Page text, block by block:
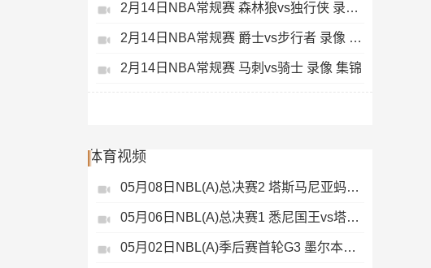
2月14日NBA常规赛 森林狼vs独行侠 录像 集锦
2月14日NBA常规赛 爵士vs步行者 录像 集锦
2月14日NBA常规赛 马刺vs骑士 录像 集锦
体育视频
05月08日NBL(A)总决赛2 塔斯马尼亚蚂蚁vs悉尼国王 录像
05月06日NBL(A)总决赛1 悉尼国王vs塔斯马尼亚蚂蚁 全场录像
05月02日NBL(A)季后赛首轮G3 墨尔本联 - 塔斯马尼亚蚂蚁 录像集锦